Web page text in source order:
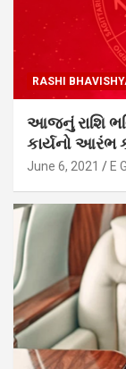
RASHI
આજનું રાશિ
કાર્યનો આરંભ
June 6, 2021 E